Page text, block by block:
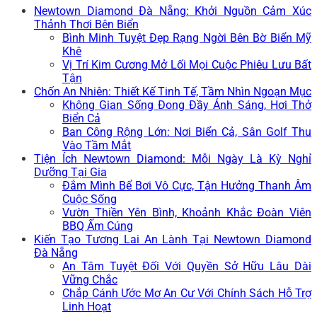
Newtown Diamond Đà Nẵng: Khởi Nguồn Cảm Xúc
Thảnh Thơi Bên Biển
Bình Minh Tuyệt Đẹp Rạng Ngời Bên Bờ Biển Mỹ
Khê
Vị Trí Kim Cương Mở Lối Mọi Cuộc Phiêu Lưu Bất
Tận
Chốn An Nhiên: Thiết Kế Tinh Tế, Tầm Nhìn Ngoạn Mục
Không Gian Sống Đong Đầy Ánh Sáng, Hơi Thở
Biển Cả
Ban Công Rộng Lớn: Nơi Biển Cả, Sân Golf Thu
Vào Tầm Mắt
Tiện Ích Newtown Diamond: Mỗi Ngày Là Kỳ Nghỉ
Dưỡng Tại Gia
Đắm Mình Bể Bơi Vô Cực, Tận Hưởng Thanh Âm
Cuộc Sống
Vườn Thiền Yên Bình, Khoảnh Khắc Đoàn Viên
BBQ Ấm Cúng
Kiến Tạo Tương Lai An Lành Tại Newtown Diamond
Đà Nẵng
An Tâm Tuyệt Đối Với Quyền Sở Hữu Lâu Dài
Vững Chắc
Chắp Cánh Ước Mơ An Cư Với Chính Sách Hỗ Trợ
Linh Hoạt